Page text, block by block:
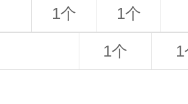
1个 1个
1个